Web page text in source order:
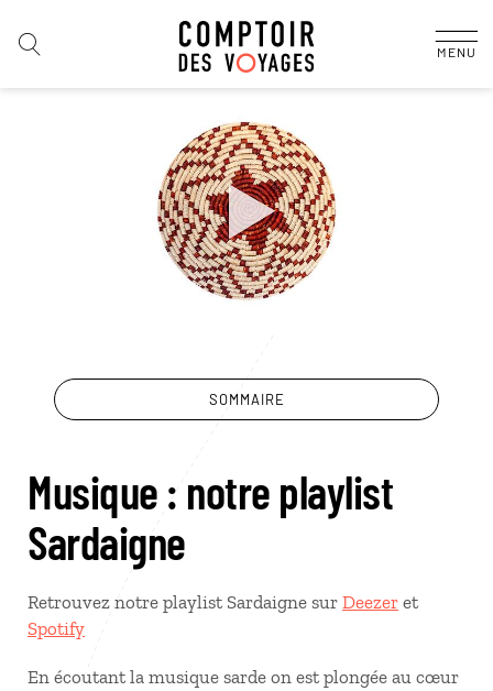
MENU
SOMMAIRE
Musique : notre playlist
Sardaigne
Retrouvez notre playlist Sardaigne sur Deezer et
Spotify
En écoutant la musique sarde on est plongée au cœur